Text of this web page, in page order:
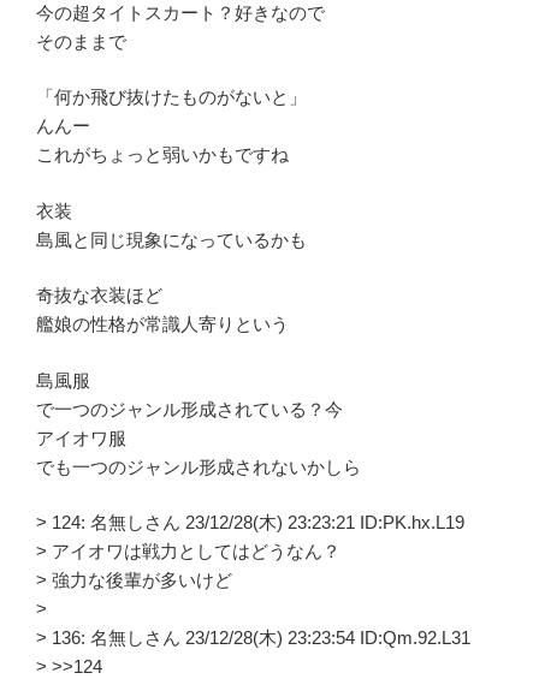
今の超タイトスカート？好きなので
そのままで
「何か飛び抜けたものがないと」
んんー
これがちょっと弱いかもですね
衣装
島風と同じ現象になっているかも
奇抜な衣装ほど
艦娘の性格が常識人寄りという
島風服
で一つのジャンル形成されている？今
アイオワ服
でも一つのジャンル形成されないかしら
> 124: 名無しさん 23/12/28(木) 23:23:21 ID:PK.hx.L19
> アイオワは戦力としてはどうなん？
> 強力な後輩が多いけど
>
> 136: 名無しさん 23/12/28(木) 23:23:54 ID:Qm.92.L31
> >>124